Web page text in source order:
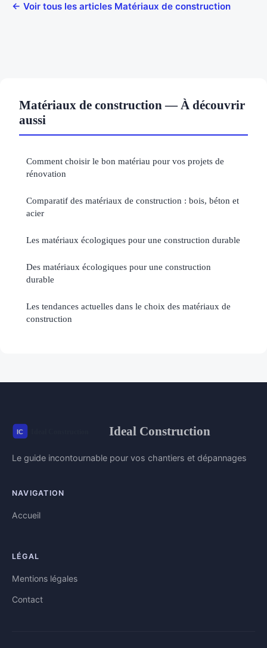
← Voir tous les articles Matériaux de construction
Matériaux de construction — À découvrir
aussi
Comment choisir le bon matériau pour vos projets de
rénovation
Comparatif des matériaux de construction : bois, béton et
acier
Les matériaux écologiques pour une construction durable
Des matériaux écologiques pour une construction
durable
Les tendances actuelles dans le choix des matériaux de
construction
Ideal Construction
Le guide incontournable pour vos chantiers et dépannages
NAVIGATION
Accueil
LÉGAL
Mentions légales
Contact